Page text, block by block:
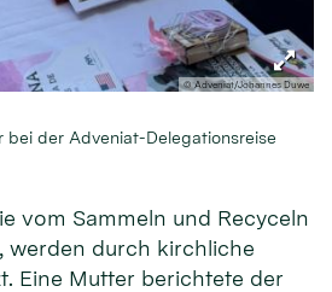
© Adveniat/Johannes Duwe
bei der Adveniat-Delegationsreise
vom Sammeln und Recyceln
werden durch kirchliche
Eine Mutter berichtete der